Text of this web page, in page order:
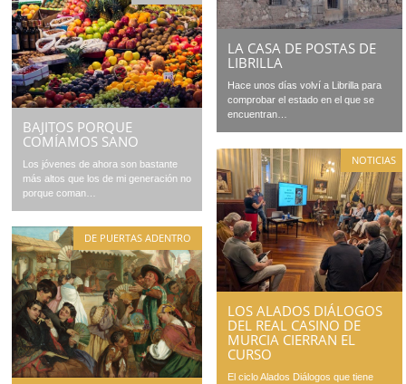
LA CASA DE POSTAS DE
LIBRILLA
Hace unos días volví a Librilla para
comprobar el estado en el que se
encuentran…
BAJITOS PORQUE
COMÍAMOS SANO
Los jóvenes de ahora son bastante
más altos que los de mi generación no
porque coman…
NOTICIAS
LOS ALADOS DIÁLOGOS
DEL REAL CASINO DE
MURCIA CIERRAN EL
CURSO
El ciclo Alados Diálogos que tiene
DE PUERTAS ADENTRO